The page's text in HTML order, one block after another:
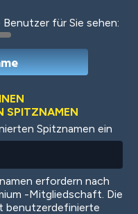
für Sie sehen:
SPITZNAMEN
Spitznamen ein
erfordern nach
-Mitgliedschaft. Die
benutzerdefinierte